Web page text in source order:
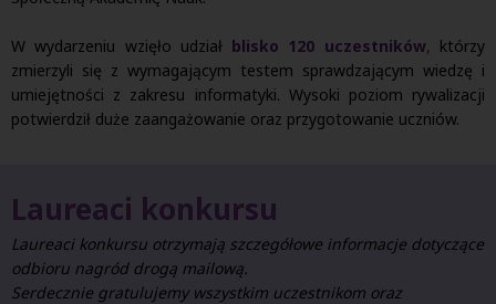
W wydarzeniu wzięło udział blisko 120 uczestników, którzy
zmierzyli się z wymagającym testem sprawdzającym wiedzę i
umiejętności z zakresu informatyki. Wysoki poziom rywalizacji
potwierdził duże zaangażowanie oraz przygotowanie uczniów.
Laureaci konkursu
Laureaci konkursu otrzymają szczegółowe informacje dotyczące
odbioru nagród drogą mailową.
Serdecznie gratulujemy wszystkim uczestnikom oraz